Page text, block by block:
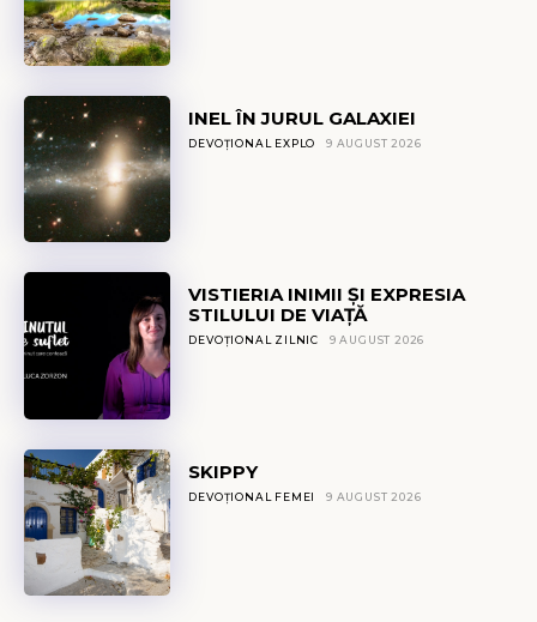
INEL ÎN JURUL GALAXIEI
DEVOȚIONAL EXPLO 9 AUGUST 2026
VISTIERIA INIMII ȘI EXPRESIA
STILULUI DE VIAȚĂ
DEVOȚIONAL ZILNIC 9 AUGUST 2026
SKIPPY
DEVOȚIONAL FEMEI 9 AUGUST 2026